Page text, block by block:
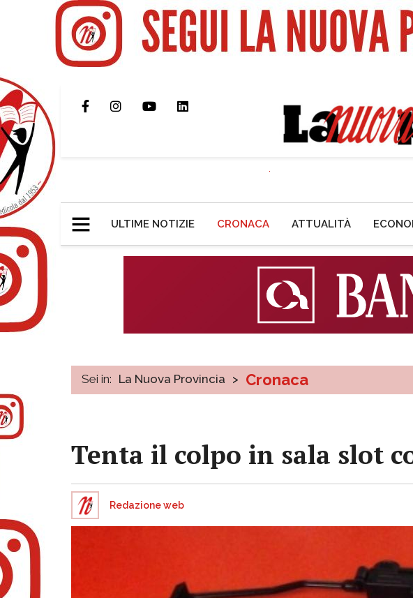
ULTIME NOTIZIE CRONACA ATTUALITÀ
Sei in: La Nuova Provincia > Cronaca
Tenta il colpo in sala slot
Redazione web